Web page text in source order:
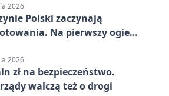
2026
Polski zaczynają
Na pierwszy ogień
2026
zł na bezpieczeństwo.
walczą też o drogi